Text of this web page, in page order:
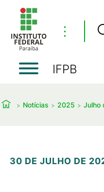
⋮
IFPB
Notícias 2025 Julho
30 DE JULHO DE